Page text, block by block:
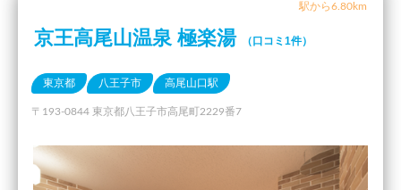
駅から6.80km
京王高尾山温泉 極楽湯 （口コミ1件）
東京都 八王子市 高尾山口駅
〒193-0844 東京都八王子市高尾町2229番7